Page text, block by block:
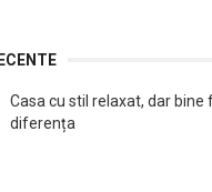
Casa cu stil relaxat, dar
diferența